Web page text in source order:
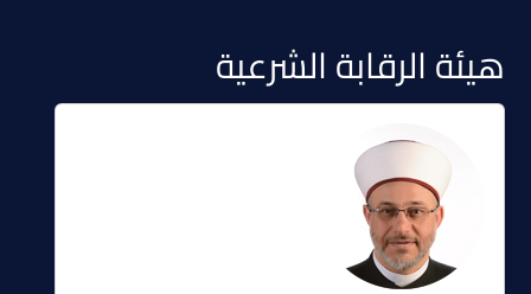
هيئة الرقابة الشرعية